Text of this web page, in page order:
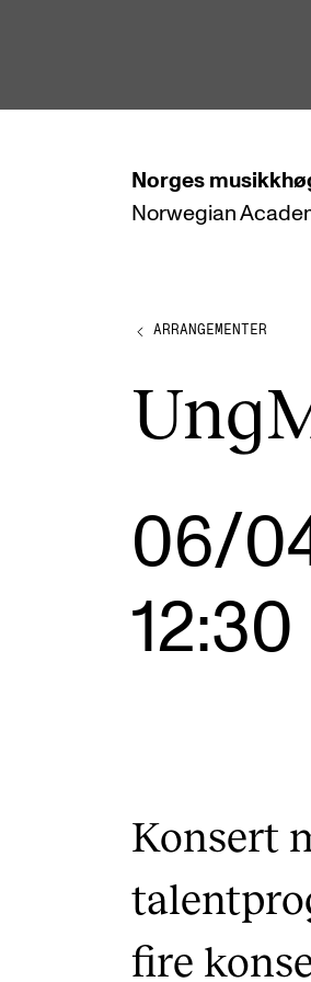
Norges
Norwegian
STUDIER
Bachelor
Doktorgrad
Årsstudium og
Talentutvikling
Nettverk
IN.TUNE
ARRANGEMENTER
06/
12:30
Konsert
fire